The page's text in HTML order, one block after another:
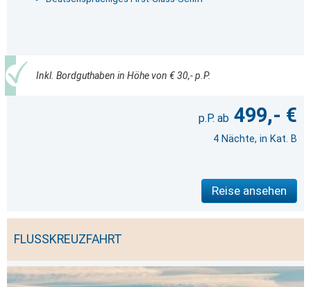
Inkl. Bordguthaben in Höhe von € 30,- p.P.
499,- €
4 Nächte, in Kat. B
Reise ansehen
FLUSSKREUZFAHRT